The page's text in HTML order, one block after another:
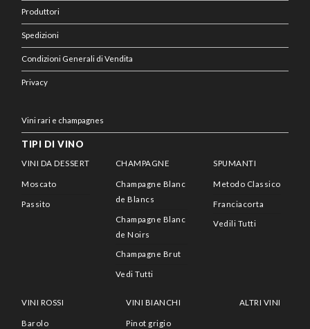
Produttori
Spedizioni
Condizioni Generali di Vendita
Privacy
Vini rari e champagnes
TIPI DI VINO
VINI DA DESSERT
Moscato
Passito
CHAMPAGNE
Champagne Blanc
de Blancs
Champagne Blanc
de Noirs
Champagne Brut
Vedi Tutti
SPUMANTI
Metodo Classico
Franciacorta
Vedili Tutti
VINI ROSSI
Barolo
VINI BIANCHI
Pinot grigio
ALTRI VINI